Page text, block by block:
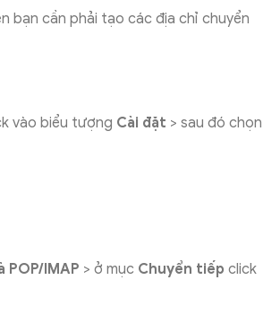
bạn cần phải tạo các địa chỉ chuyển
vào biểu tượng Cài đặt > sau đó chọn
POP/IMAP > ở mục Chuyển tiếp click